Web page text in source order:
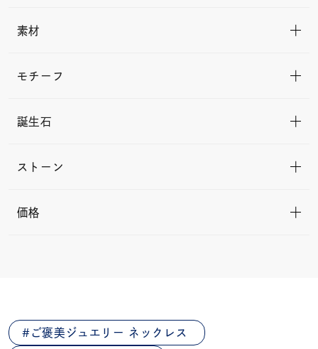
素材
モチーフ
誕生石
ストーン
価格
ご褒美ジュエリー ネックレス